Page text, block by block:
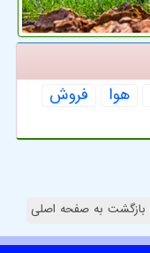
هوا
فروش
بازگشت به صفحه اصلی